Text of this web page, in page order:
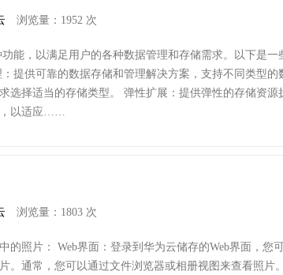
浏览量：1952 次
能，以满足用户的各种数据管理和存储需求。以下是一
提供可靠的数据存储和管理解决方案，支持不同类型的
选择适当的存储类型。 弹性扩展：提供弹性的存储资源
，以适应……
浏览量：1803 次
照片： Web界面：登录到华为云储存的Web界面，您
。通常，您可以通过文件浏览器或相册视图来查看照片。